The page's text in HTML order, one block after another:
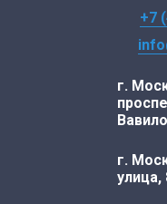
+7
г.
г.
улица,